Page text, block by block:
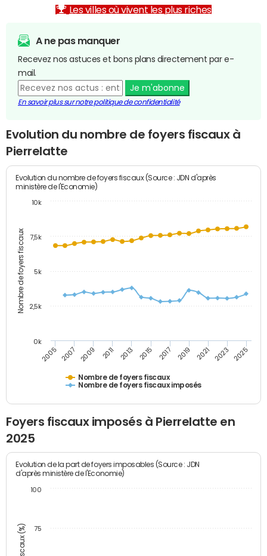
Les villes où vivent les plus riches
A ne pas manquer
Recevez nos astuces et bons plans directement par e-
mail.
Je m'abonne
En savoir plus sur notre politique de confidentialité
Evolution du nombre de foyers fiscaux à
Pierrelatte
Nombre de foyers fiscaux
Evolution du nombre de foyers fiscaux (Source : JDN d'après
ministère de l'Economie)
Nombre de foyers fiscaux
Nombre de foyers fiscaux imposés
2005 2007 2009 2011 2013 2015 2017 2019 2021 2023 2025
0k
2,5k
5k
7,5k
10k
Foyers fiscaux imposés à Pierrelatte en
2025
Evolution de la part de foyers imposables (Source : JDN
d'après ministère de l'Economie)
75
100